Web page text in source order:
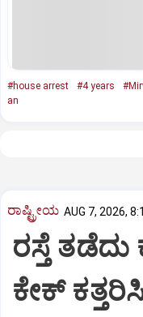
#house arrest #4 years
an
ರಾಷ್ಟ್ರೀಯ AUG 7, 2026,
ರಸ್ತೆ
ಕೇಕ್